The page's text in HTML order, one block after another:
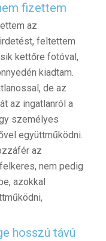
fizettem
az
feltettem
kettőre fotóval,
kiadtam.
de az
az ingatlanról a
személyes
együttműködni.
az
nem pedig
azokkal
hosszú távú